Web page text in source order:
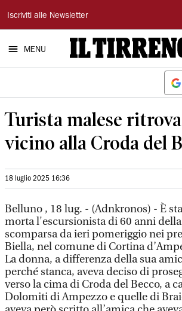
Il
Tirreno
Iscriviti alle Newsletter
MENU
Turista malese
vicino alla Croda del
18 luglio 2025 16:36
Belluno , 18 lug. - (Adnkronos) - È
morta l'escursionista di 60 anni
scomparsa da ieri pomeriggio nei
Biella, nel comune di Cortina
La donna, a differenza della sua
perché stanca, aveva deciso di
verso la cima di Croda del Becco, a
Dolomiti di Ampezzo e quelle di